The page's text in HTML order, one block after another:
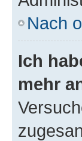
Nach
Ich
mehr